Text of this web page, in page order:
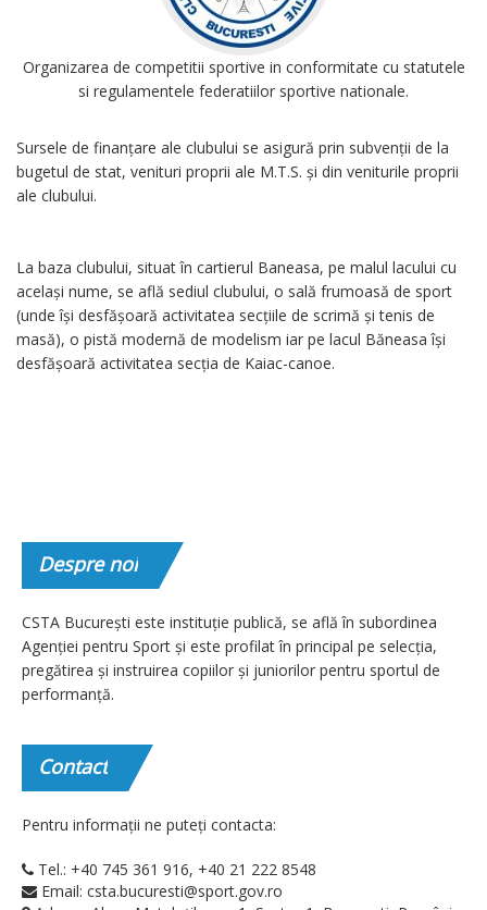
Organizarea de competitii sportive in conformitate cu statutele
si regulamentele federatiilor sportive nationale.
Sursele de finanțare ale clubului se asigură prin subvenții de la
bugetul de stat, venituri proprii ale M.T.S. și din veniturile proprii
ale clubului.
La baza clubului, situat în cartierul Baneasa, pe malul lacului cu
același nume, se află sediul clubului, o sală frumoasă de sport
(unde își desfășoară activitatea secțiile de scrimă și tenis de
masă), o pistă modernă de modelism iar pe lacul Băneasa își
desfășoară activitatea secția de Kaiac-canoe.
Desprenoi
CSTA București este instituție publică, se află în subordinea
Agenției pentru Sport și este profilat în principal pe selecția,
pregătirea și instruirea copiilor și juniorilor pentru sportul de
performanță.
Contact
Pentru informații ne puteți contacta:
Tel.: +40 745 361 916, +40 21 222 8548
Email: csta.bucuresti@sport.gov.ro